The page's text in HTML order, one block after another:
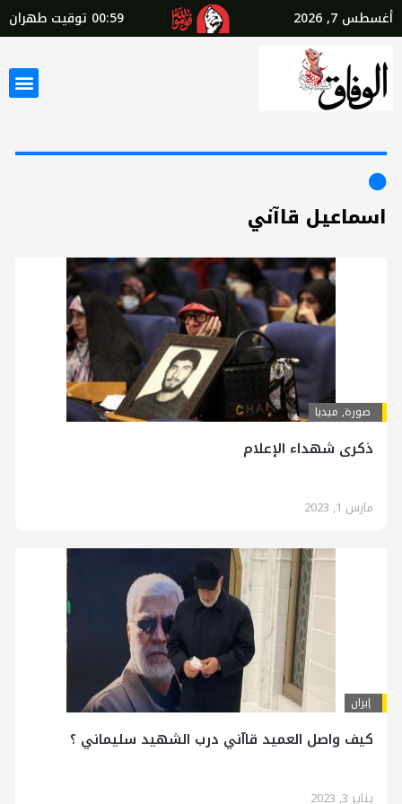
أغسطس 7, 2026 00:59 توقيت طهران
اسماعيل قاآني
صورة, ميديا
ذكرى شهداء الإعلام
مارس 1, 2023
إيران
كيف واصل العميد قاآني درب الشهيد سليماني ؟
يناير 3, 2023